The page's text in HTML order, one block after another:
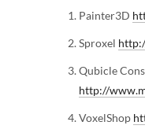
Painter3D
Sproxel
Qubicle
http://
VoxelShop